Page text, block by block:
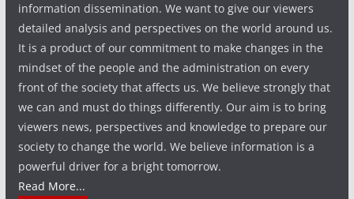
information dissemination. We want to give our viewers
detailed analysis and perspectives on the world around us.
It is a product of our commitment to make changes in the
mindset of the people and the administration on every
front of the society that affects us. We believe strongly that
we can and must do things differently. Our aim is to bring
viewers news, perspectives and knowledge to prepare our
society to change the world. We believe information is a
powerful driver for a bright tomorrow.
Read More...